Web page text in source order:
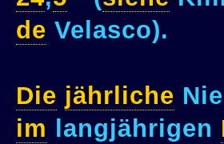
de Velasco).
Die jährliche
im langjährigen